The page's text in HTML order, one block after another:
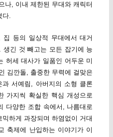
나, 이내 제한된 무대와 캐릭터
다.
등의 일상적 무대에서 대거
생긴 것 빼고는 모든 잡기에 능
허세 대사가 일품인 어두운 미
김깐돌, 출중한 무력에 걸맞은
서예림, 아버지의 소형 클론
가지씩 확실한 핵심 개성으로
다양한 조합 속에서, 나름대로
하게 과장되며 하염없이 거대
축제에 난입하는 이야기가 이